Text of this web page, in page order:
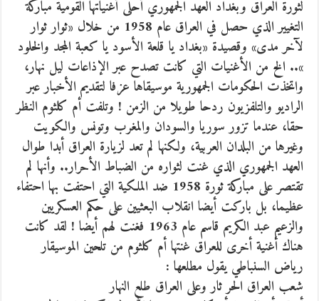
لثورة العراق وبغداد العهد الجمهوري أحلى أغنياتها القومية مباركة
التغيير الذي حصل في العراق عام 1958 من خلال «ثوار ثوار
لآخر مدى» وقصيدة «بغداد يا قلعة الأسود يا كعبة المجد والخلود
».. الخ من الأغنيات التي كانت تصدح عبر الإذاعات ليل نهار،
واتخذت الحكومات الجمهورية موسيقاها عزفا لتقديم الأخبار عبر
الراديو والتلفزيون ردحا طويلا من الزمن ! وتلفت أم كلثوم النظر
حقا، عندما تزور سوريا والسودان والمغرب وتونس والكويت
وغيرها من البلدان العربية، ولكنها لم تعد لزيارة العراق أبدا طوال
العهد الجمهوري الذي غنت لثواره من الضباط الأحرار.. وأنها لم
تقتصر على مباركة ثورة 1958 ضد الملكية التي احتفت بها احتفاء
عظيما، بل باركت أيضا انقلاب البعثيين على حكم العسكريين
والزعيم عبد الكريم قاسم عام 1963 فغنت لهم أيضا ! لقد كانت
هناك أغنية أخرى للعراق غنتها أم كلثوم من تلحين الموسيقار
رياض السنباطي يقول مطلعها :
شعب العراق الحر ثار وعلى العراق طلع النهار